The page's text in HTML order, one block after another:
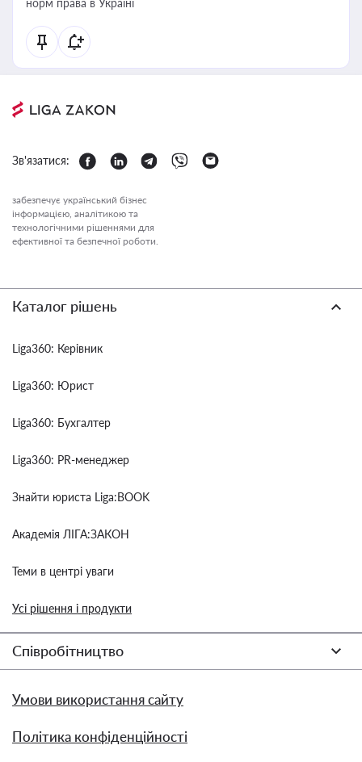
норм права в Україні
Зв'язатися:
забезпечує український бізнес
інформацією, аналітикою та
технологічними рішеннями для
ефективної та безпечної роботи.
Каталог рішень
Liga360: Керівник
Liga360: Юрист
Liga360: Бухгалтер
Liga360: PR-менеджер
Знайти юриста Liga:BOOK
Академія ЛІГА:ЗАКОН
Теми в центрі уваги
Усі рішення і продукти
Співробітництво
Умови використання сайту
Політика конфіденційності